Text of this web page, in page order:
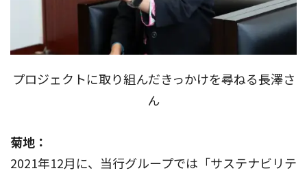
プロジェクトに取り組んだきっかけを尋ねる長澤さ
ん
菊地：
2021年12月に、当行グループでは「サステナビリテ